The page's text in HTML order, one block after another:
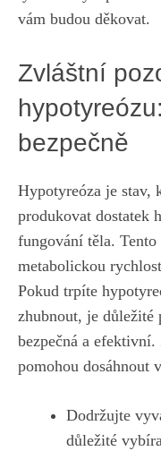
vám‍ budou děkovat.
Zvláštní‌
bezpečně
Hypotyreóza je stav,
produkovat⁣ dostatek
fungování těla.
metabolickou
Pokud trpíte
zhubnout, je důležité⁣
bezpečná a
pomohou dosáhnout
Dodržujte
důležité